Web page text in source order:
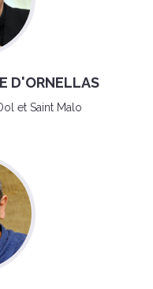
D'ORNELLAS
et Saint Malo